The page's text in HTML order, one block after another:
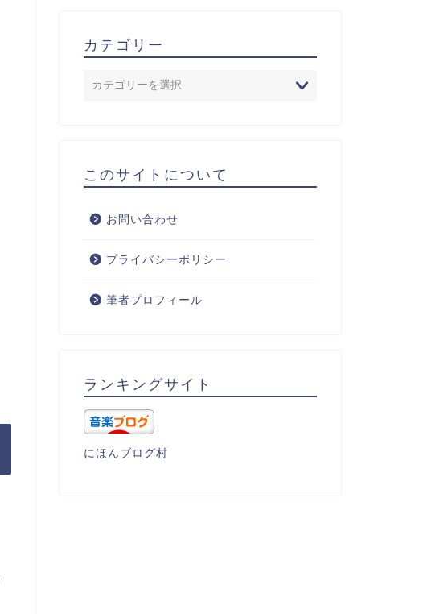
カテゴリー
このサイトについて
お問い合わせ
プライバシーポリシー
筆者プロフィール
ランキングサイト
にほんブログ村